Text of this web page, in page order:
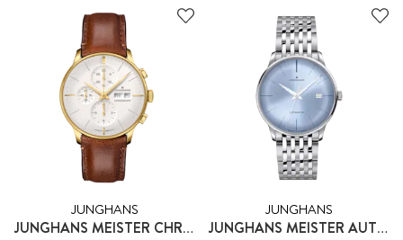
JUNGHANS
JUNGHANS MEISTER CHRONOSCOPE
JUNGHANS
JUNGHANS MEISTER AUTOMATIC